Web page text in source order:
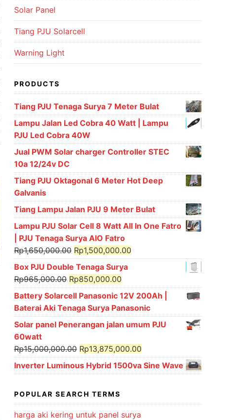
Solar Panel
Tiang PJU Solarcell
Warning Light
PRODUCTS
Tiang PJU Tenaga Surya 7 Meter Bulat
Lampu Jalan Led Cobra 40 Watt | Lampu
PJU Led Cobra 40W
Jual PWM Solar charger Controller STEC
10a 12/24v DC
Tiang PJU Oktagonal 6 Meter Hot Deep
Galvanis
Tiang Lampu Jalan PJU 9 Meter Bulat
Lampu PJU Solar Cell 8 Watt All In One Fatro
| PJU Tenaga Surya AIO Fatro
Rp1,650,000.00 Original
price
was:
Rp1,650,000.00.
Rp1,500,000.00Current
price
Rp1,500,000.00.
Box PJU Double Tenaga Surya
Rp965,000.00 Original
price
Rp965,000.00.
Rp850,000.00Current
price
Rp850,000.00.
Battery Solarcell Panasonic 12V 200Ah |
Baterai Aki Tenaga Surya Panasonic
Solar panel Penerangan jalan umum PJU
60watt
Rp15,000,000.00 Original
price
was:
Rp13,875,000.00Current
price
is:
Inverter Luminous Hybrid 1500va Sine Wave
POPULAR SEARCH TERMS
harga aki kering untuk panel surya